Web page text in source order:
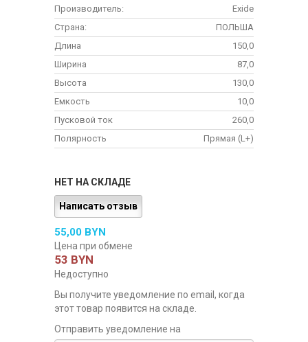
Производитель:
Exide
Страна:
ПОЛЬША
Длина
150,0
Ширина
87,0
Высота
130,0
Емкость
10,0
Пусковой ток
260,0
Полярность
Прямая (L+)
НЕТ НА СКЛАДЕ
Написать отзыв
55,00 BYN
Цена при обмене
53 BYN
Недоступно
Вы получите уведомление по email, когда
этот товар появится на складе.
Отправить уведомление на